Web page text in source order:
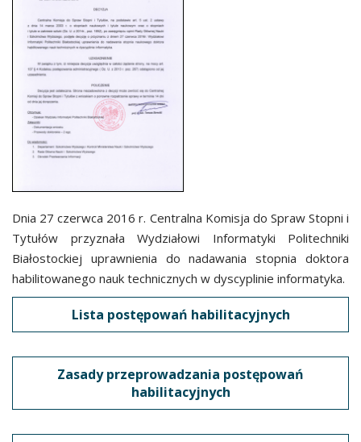
Dnia 27 czerwca 2016 r. Centralna Komisja do Spraw Stopni i
Tytułów przyznała Wydziałowi Informatyki Politechniki
Białostockiej uprawnienia do nadawania stopnia doktora
habilitowanego nauk technicznych w dyscyplinie informatyka.
Lista postępowań habilitacyjnych
Zasady przeprowadzania postępowań
habilitacyjnych